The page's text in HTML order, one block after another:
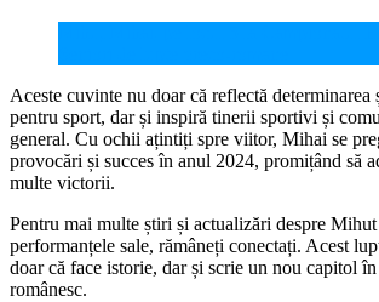
Aceste cuvinte nu doar că reflectă
pentru sport, dar și inspiră tinerii sportivi și
general. Cu ochii ațintiți spre viitor, Mihai se
provocări și succes în anul 2024, promițând să
multe victorii.
Pentru mai multe știri și actualizări despre
performanțele sale, rămâneți conectați. Acest
doar că face istorie, dar și scrie un nou capitol
românesc.